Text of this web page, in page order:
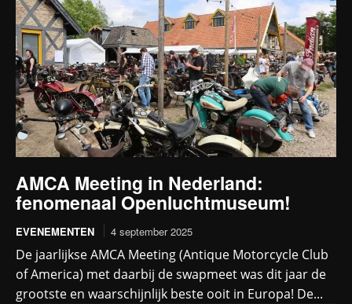
AMCA Meeting in Nederland:
fenomenaal Openluchtmuseum!
EVENEMENTEN 4 september 2025
De jaarlijkse AMCA Meeting (Antique Motorcycle Club
of America) met daarbij de swapmeet was dit jaar de
grootste en waarschijnlijk beste ooit in Europa! De...